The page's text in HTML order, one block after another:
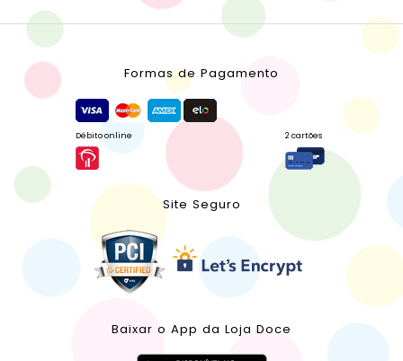
Formas de Pagamento
Débito online 2 cartões
Site Seguro
Baixar o App da Loja Doce